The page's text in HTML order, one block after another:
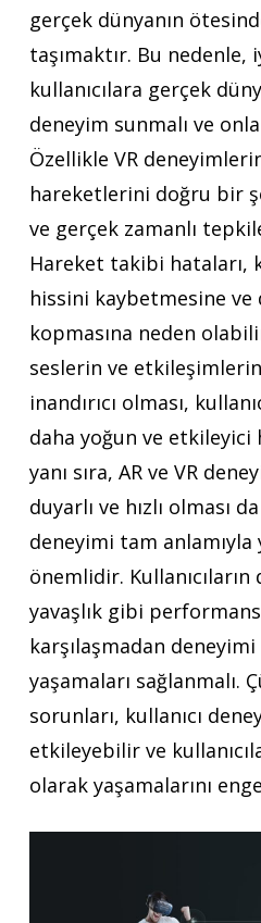
gerçek dünyanın
taşımaktır. Bu nedenle,
kullanıcılara gerçek
deneyim sunmalı ve
Özellikle VR
hareketlerini doğru bir
ve gerçek zamanlı
Hareket takibi hataları,
hissini kaybetmesine ve
kopmasına neden
seslerin ve
inandırıcı olması,
daha yoğun ve
yanı sıra, AR ve VR
duyarlı ve hızlı olması
deneyimi tam
önemlidir.
yavaşlık gibi
karşılaşmadan
yaşamaları sağlanmalı.
sorunları, kullanıcı
etkileyebilir ve
olarak yaşamalarını